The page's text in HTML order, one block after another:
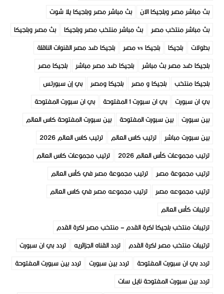
بث مباشر مصر وبلجيكا الان
بث مباشر مصر وبلجيكا يلا شوت
بث مباشر منتخب مصر
بث مباشر منتخب مصر وبلجيكا
بث مصر وبلجيكا
بطولات
بلجيكا بلجيكا vs مصر
بلجيكا ضد مصر القنوات الناقلة
بلجيكا ضد مصر بث مباشر
بلجيكا ضد مصر مباشر
بلجيكا مصر
بلجيكا منتخب
بلجيكا و مصر بلجيكا ومصر
بي إن سبورتس
بي ان سبورت
بي ان سبورت 1 المفتوحة
بي ان سبورت المفتوحة
بين سبورت
بين سبورت المفتوحة
بين سبورت المفتوحة كاس العالم
بين سبورت مباشر
ترتيب كاس العالم
ترتيب كاس العالم 2026
ترتيب مجموعات كأس العالم 2026
ترتيب مجموعات كاس العالم
ترتيب مجموعة مصر
ترتيب مجموعة مصر في كأس العالم
ترتيب مجموعه مصر
ترتيب مجموعه مصر في كاس العالم
ترتيبات كأس العالم
ترتيبات منتخب بلجيكا لكرة القدم – منتخب مصر لكرة القدم
ترتيبات منتخب مصر لكرة القدم
تردد القناه الجزائريه
تردد بي ان سبورت
تردد بي ان سبورت المفتوحة
تردد بين سبورت
تردد بين سبورت المفتوحة
تردد بين سبورت المفتوحة نايل سات